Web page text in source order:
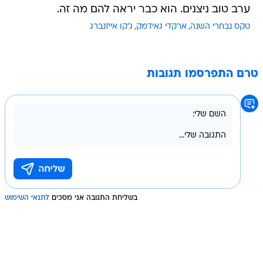
ערב טוב ניצנים. הוא כבר יראה להם מה זה.
טקס נבחרי השנה ארקדי גאידמק ג'קו אייזנברג
טרם התפרסמו תגובות
בשליחת התגובה אני מסכים לתנאי השימוש